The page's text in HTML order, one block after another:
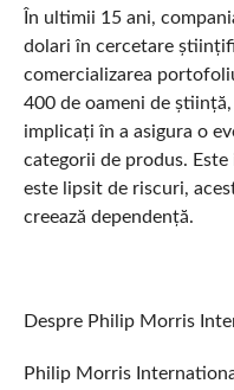
În ultimii 15 ani,
dolari în cercetare
comercializarea
400 de oameni de
implicați în a asigura o
categorii de produs.
este lipsit de riscuri,
creează dependență.
Despre Philip Morris
Philip Morris